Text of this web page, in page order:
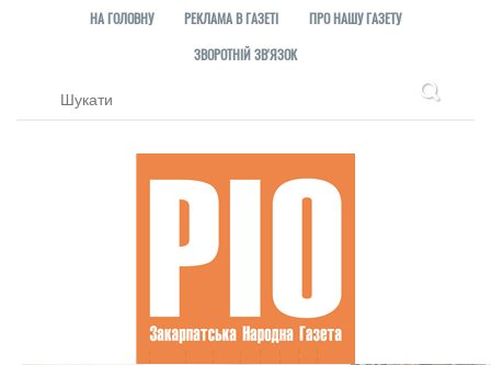
НА ГОЛОВНУ РЕКЛАМА В ГАЗЕТІ
ПРО НАШУ ГАЗЕТУ
ЗВОРОТНІЙ ЗВ'ЯЗОК